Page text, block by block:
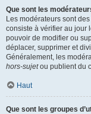
Que sont les
Les modérateurs sont
consiste à vérifier au jour
pouvoir de modifier ou
déplacer, supprimer et
Généralement, les
hors-sujetou publient du
Haut
Que sont les groupes